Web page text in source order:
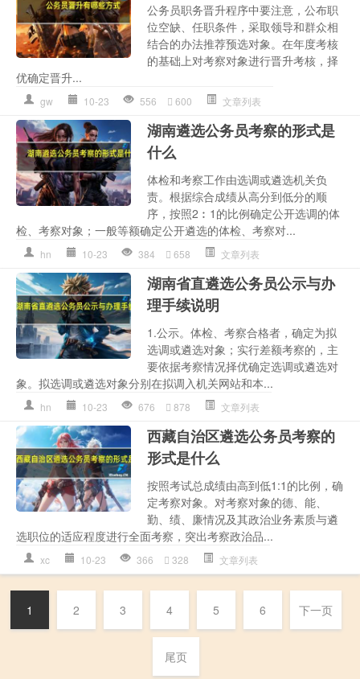
公务员职务晋升程序中要注意，公布职
位空缺、任职条件，采取领导和群众相
结合的办法推荐预选对象。在年度考核
的基础上对考察对象进行晋升考核，择
优确定晋升...
gw 10-23 556 600 文章列表
湖南遴选公务员考察的形式是
什么
体检和考察工作由选调或遴选机关负
责。根据综合成绩从高分到低分的顺
序，按照2︰1的比例确定公开选调的体
检、考察对象；一般等额确定公开遴选的体检、考察对...
hn 10-23 384 658 文章列表
湖南省直遴选公务员公示与办
理手续说明
1.公示。体检、考察合格者，确定为拟
选调或遴选对象；实行差额考察的，主
要依据考察情况择优确定选调或遴选对
象。拟选调或遴选对象分别在拟调入机关网站和本...
hn 10-23 676 878 文章列表
西藏自治区遴选公务员考察的
形式是什么
按照考试总成绩由高到低1:1的比例，确
定考察对象。对考察对象的德、能、
勤、绩、廉情况及其政治业务素质与遴
选职位的适应程度进行全面考察，突出考察政治品...
xc 10-23 366 328 文章列表
1 2 3 4 5 6 下一页
尾页